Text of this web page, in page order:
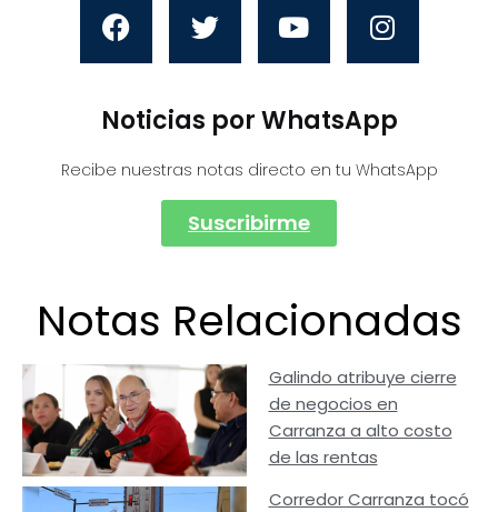
Noticias por WhatsApp
Recibe nuestras notas directo en tu WhatsApp
Suscribirme
Notas Relacionadas
Galindo atribuye cierre
de negocios en
Carranza a alto costo
de las rentas
Corredor Carranza tocó